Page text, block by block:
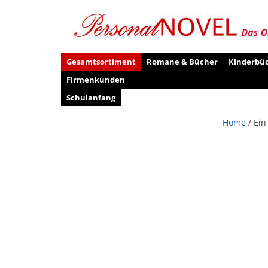
Gesamtsortiment Romane & Bücher
Firmenkunden
Schulanfang
Home /